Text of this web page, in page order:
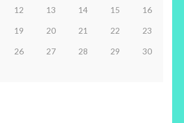
12 13 14 15 16
19 20 21 22 23
26 27 28 29 30